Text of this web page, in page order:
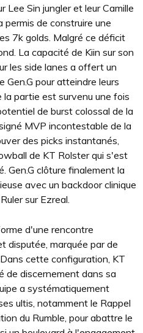
Lee Sin jungler et leur Camille
permis de construire une
7k golds. Malgré ce déficit
La capacité de Kiin sur son
les side lanes a offert un
Gen.G pour atteindre leurs
partie est survenu une fois
de burst colossal de la
MVP incontestable de la
des picks instantanés,
de KT Rolster qui s'est
Gen.G clôture finalement la
avec un backdoor clinique
sur Ezreal.
d'une rencontre
disputée, marquée par de
cette configuration, KT
de discernement dans sa
a systématiquement
ultis, notamment le Rappel
du Rumble, pour abattre le